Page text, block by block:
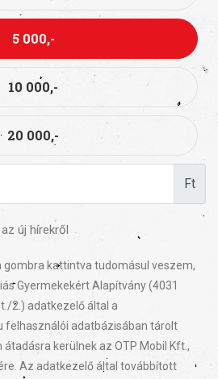
5 000,-
10 000,-
20 000,-
Ft
új hírekről
kattintva tudomásul veszem,
Gyermekekért Alapítvány (4031
2.) adatkezelő által a
felhasználói adatbázisában tárolt
kerülnek az OTP Mobil Kft.,
Az adatkezelő által továbbított